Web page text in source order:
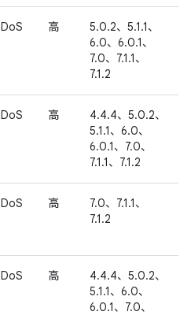
DoS 高
5.0.2、5.1.1、
6.0、6.0.1、
7.0、7.1.1、
7.1.2
DoS 高
4.4.4、5.0.2、
5.1.1、6.0、
6.0.1、7.0、
7.1.1、7.1.2
DoS 高
7.0、7.1.1、
7.1.2
DoS 高
4.4.4、5.0.2、
5.1.1、6.0、
6.0.1、7.0、